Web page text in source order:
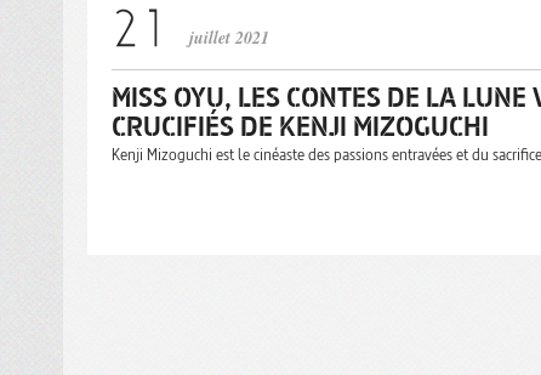
juillet 2021
MISS OYU, LES CONTES DE LA
CRUCIFIÉS DE KENJI MIZOGUCHI
Kenji Mizoguchi est le cinéaste des passions entravées et du